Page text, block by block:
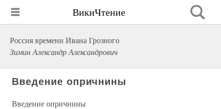
ВикиЧтение
Россия времени Ивана Грозного
Зимин Александр Александрович
Введение опричнины
Введение опричнины